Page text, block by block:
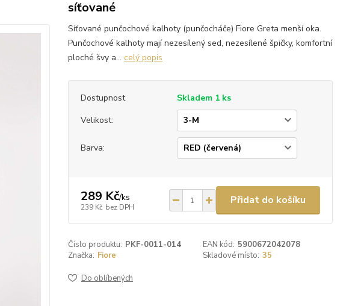
síťované
Síťované punčochové kalhoty (punčocháče) Fiore Greta menší oka.
Punčochové kalhoty mají nezesílený sed, nezesílené špičky, komfortní
ploché švy a... celý popis
Dostupnost
Skladem 1 ks
Velikost:
Barva:
289 Kč/ks
239 Kč bez DPH
Přidat do košíku
Číslo produktu: PKF-0011-014 EAN kód: 5900672042078
Značka: Fiore Skladové místo: 35
Do oblíbených